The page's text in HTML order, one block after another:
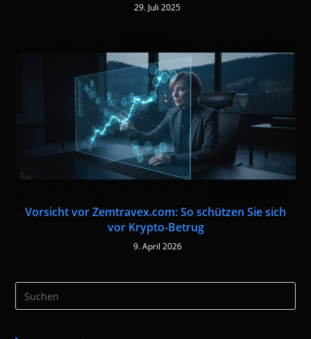
29. Juli 2025
Vorsicht vor Zemtravex.com: So schützen Sie sich
vor Krypto-Betrug
9. April 2026